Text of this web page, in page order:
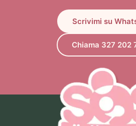
Scrivimi su
Chiama 327 202